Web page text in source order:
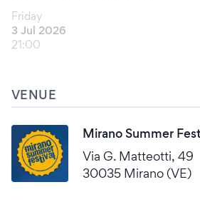
Friday
3 Jul 2026
21:00
VENUE
Mirano Summer
Via G. Matteotti, 49
30035 Mirano (VE)